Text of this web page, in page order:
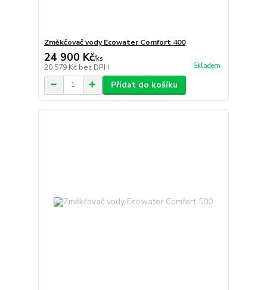
Změkčovač vody Ecowater Comfort 400
24 900 Kč/ks
20 579 Kč bez DPH Skladem
Přidat do košíku